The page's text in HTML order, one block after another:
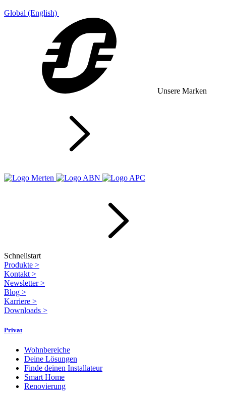
Global (English)
Unsere Marken
Schnellstart
Produkte >
Kontakt >
Newsletter>
Blog >
Karriere >
Downloads >
Privat
Wohnbereiche
Deine Lösungen
Finde deinen Installateur
Smart Home
Renovierung